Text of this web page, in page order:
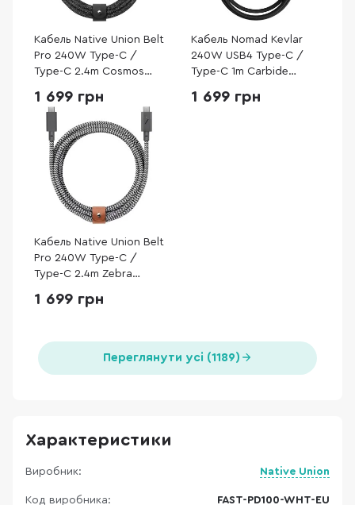
Кабель Native Union Belt
Pro 240W Type-C /
Type-C 2.4m Cosmos
NP)
1 699 грн
Кабель Nomad Kevlar
240W USB4 Type-C /
Type-C 1m Carbide
1 699 грн
Кабель Native Union Belt
Pro 240W Type-C /
Type-C 2.4m Zebra
1 699 грн
Переглянути усі (1189)
Характеристики
Виробник: Native Union
Код виробника: FAST-PD100-WHT-EU